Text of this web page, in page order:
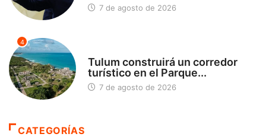
7 de agosto de 2026
4
Tulum construirá un corredor
turístico en el Parque...
7 de agosto de 2026
CATEGORÍAS